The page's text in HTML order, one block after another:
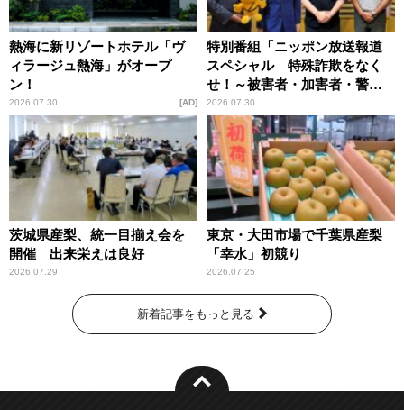
熱海に新リゾートホテル「ヴ
ィラージュ熱海」がオープ
ン！
2026.07.30 AD
特別番組「ニッポン放送報道
スペシャル 特殊詐欺をなく
せ！～被害者・加害者・警視
庁が語るトクリュウの実態
～」放送
2026.07.30
茨城県産梨、統一目揃え会を
開催 出来栄えは良好
2026.07.29
東京・大田市場で千葉県産梨
「幸水」初競り
2026.07.25
新着記事をもっと見る